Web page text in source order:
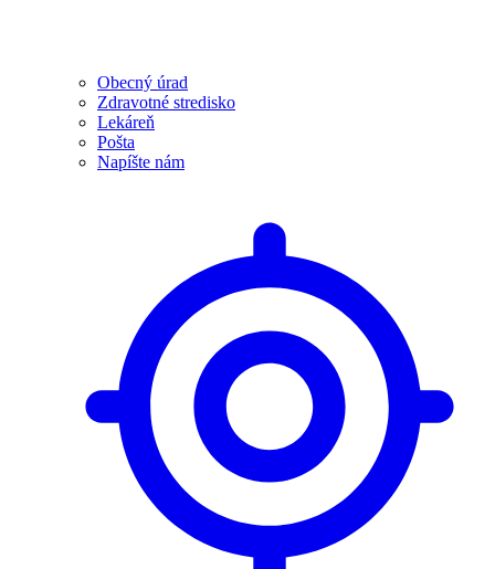
Obecný úrad
Zdravotné stredisko
Lekáreň
Pošta
Napíšte nám